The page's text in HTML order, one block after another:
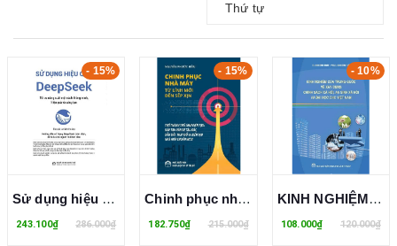
Thứ tự
- 15%
Sử dụng hiệu quả DeepSeek Tối ưu năng suất một cách thông minh, hiệu quả và sáng tạo - Lư Sâm Hoàng
243.100₫ 286.000₫
- 15%
Chinh phục nhà máy từ lính mới đến sếp xịn - Trở thành thủ lĩnh kiến tạo: Đập tan vấn đề tận gốc, dẫn dắt thay đổi & kiến tạo nhà máy chuẩn WCM
182.750₫ 215.000₫
- 10%
KINH NGHIỆM CỦA TRUNG QUỐC VỀ XÂY DỰNG CHÍNH SÁCH XÃ HỘI, AN SINH XÃ HỘI VÀ BÀI HỌC CHO VIỆT NAM
108.000₫ 120.000₫